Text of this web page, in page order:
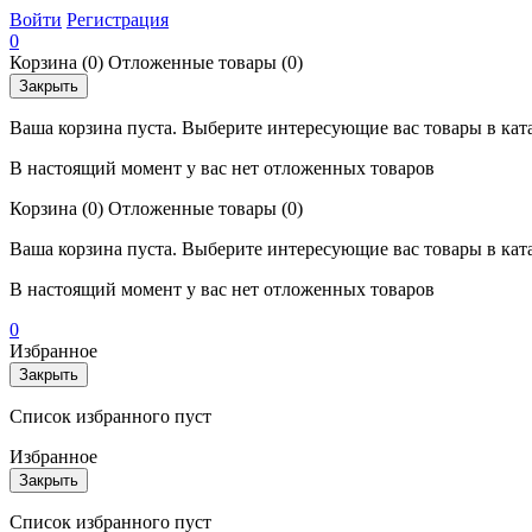
Войти Регистрация
0
Корзина (0) Отложенные товары (0)
Закрыть
Ваша корзина пуста. Выберите интересующие вас товары в
В настоящий момент у вас нет отложенных товаров
Корзина (0) Отложенные товары (0)
Ваша корзина пуста. Выберите интересующие вас товары в
В настоящий момент у вас нет отложенных товаров
0
Избранное
Закрыть
Список избранного пуст
Избранное
Закрыть
Список избранного пуст